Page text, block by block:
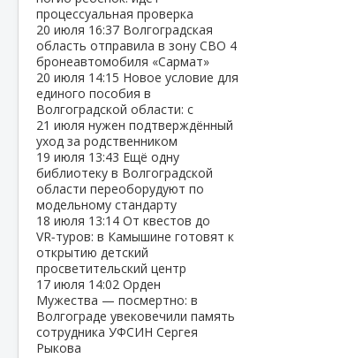
процессуальная проверка
20 июля 16:37 Волгоградская
область отправила в зону СВО 4
бронеавтомобиля «Сармат»
20 июля 14:15 Новое условие для
единого пособия в
Волгоградской области: с
21 июля нужен подтверждённый
уход за родственником
19 июля 13:43 Ещё одну
библиотеку в Волгоградской
области переоборудуют по
модельному стандарту
18 июля 13:14 От квестов до
VR‑туров: в Камышине готовят к
открытию детский
просветительский центр
17 июля 14:02 Орден
Мужества — посмертно: в
Волгограде увековечили память
сотрудника УФСИН Сергея
Рыкова